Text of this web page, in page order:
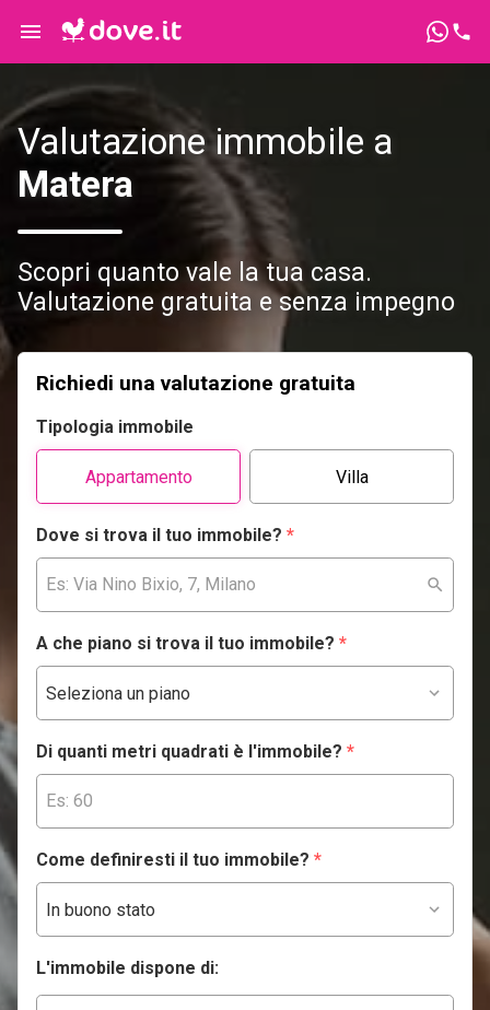
Valutazione immobile a
Matera
Scopri quanto vale la tua casa.
Valutazione gratuita e senza impegno
Richiedi una valutazione gratuita
Tipologia immobile
Appartamento Villa
Dove si trova il tuo immobile? *
A che piano si trova il tuo immobile? *
Di quanti metri quadrati è l'immobile? *
Come definiresti il tuo immobile? *
L'immobile dispone di: